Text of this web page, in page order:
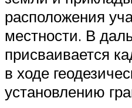
расположения
местности. В
присваивается
в ходе
установлению